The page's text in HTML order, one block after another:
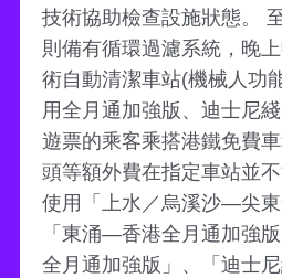
技術協助檢查設施狀態。
則備有循環過濾系統，晚
術自動清潔車站(機械人功
用全月通加強版、迪士尼
遊票的乘客乘搭港鐵免費
頭等額外費在指定車站並不
使用「上水／烏溪沙—尖東
「東涌—香港全月通加強
全月通加強版」、「迪士